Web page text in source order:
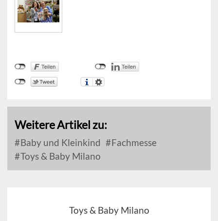
Weitere Artikel zu:
Baby und Kleinkind
Fachmesse
Toys & Baby Milano
Toys & Baby Milano